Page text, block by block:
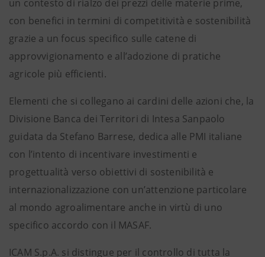
un contesto di rialzo dei prezzi delle materie prime,
con benefici in termini di competitività e sostenibilità
grazie a un focus specifico sulle catene di
approvvigionamento e all’adozione di pratiche
agricole più efficienti.
Elementi che si collegano ai cardini delle azioni che, la
Divisione Banca dei Territori di Intesa Sanpaolo
guidata da Stefano Barrese, dedica alle PMI italiane
con l’intento di incentivare investimenti e
progettualità verso obiettivi di sostenibilità e
internazionalizzazione con un’attenzione particolare
al mondo agroalimentare anche in virtù di uno
specifico accordo con il MASAF.
ICAM S.p.A. si distingue per il controllo di tutta la